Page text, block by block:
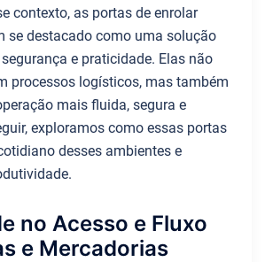
contexto, as portas de enrolar
se destacado como uma solução
e praticidade. Elas não
processos logísticos, mas também
mais fluida, segura e
exploramos como essas portas
desses ambientes e
no Acesso e Fluxo
e Mercadorias